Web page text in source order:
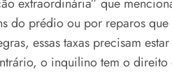
extraordinária” que
do prédio ou por reparos
essas taxas precisam
o inquilino tem o direito